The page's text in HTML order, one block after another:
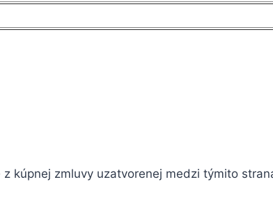
kúpnej zmluvy uzatvorenej medzi týmito